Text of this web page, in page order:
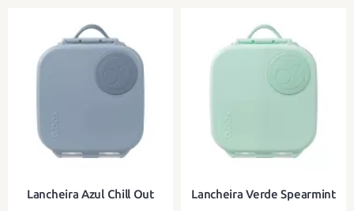
Lancheira Azul Chill Out Lancheira Verde Spearmint